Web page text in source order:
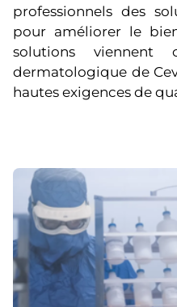
professionnels des
pour améliorer le
solutions viennent
dermatologique de
hautes exigences de